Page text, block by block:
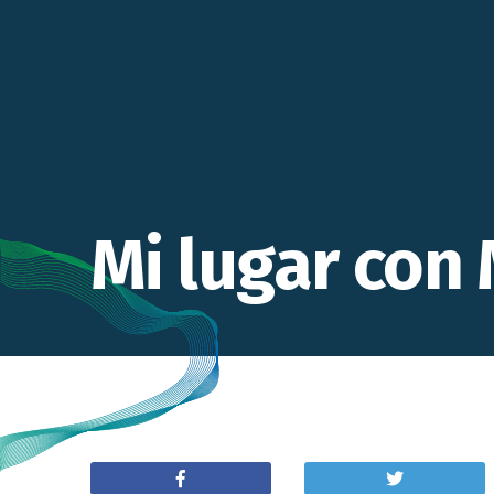
Mi lugar con